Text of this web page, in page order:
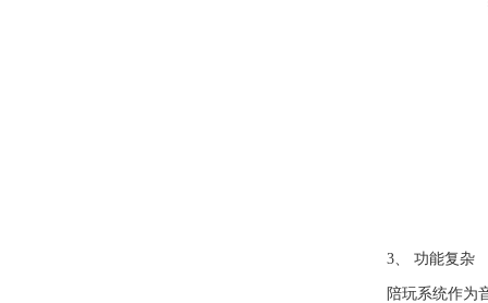
3、 功能复杂
陪玩系统作为